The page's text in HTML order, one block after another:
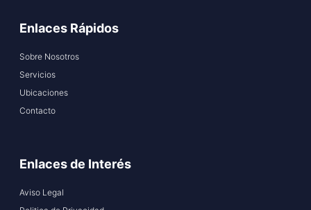
Enlaces Rápidos
Sobre Nosotros
Servicios
Ubicaciones
Contacto
Enlaces de Interés
Aviso Legal